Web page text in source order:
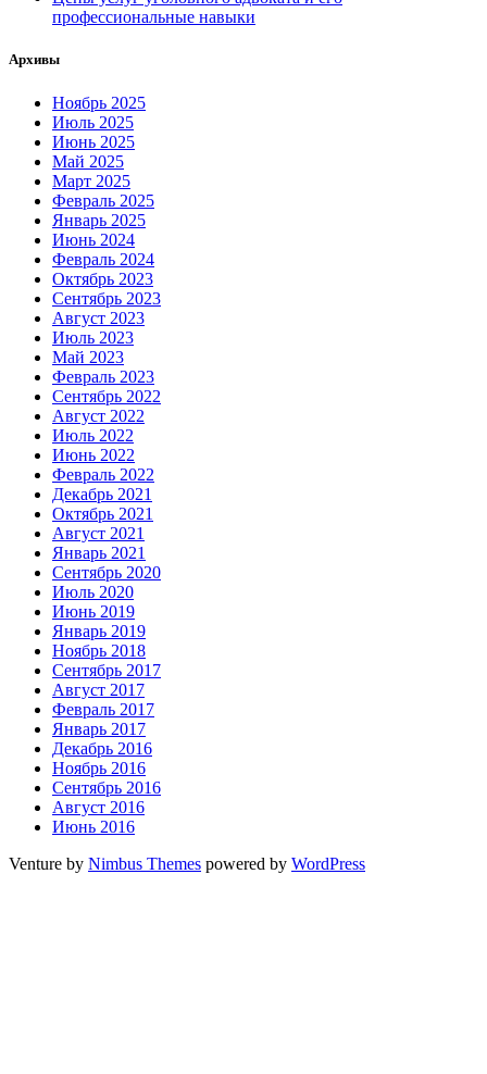
профессиональные навыки
Архивы
Ноябрь 2025
Июль 2025
Июнь 2025
Май 2025
Март 2025
Февраль 2025
Январь 2025
Июнь 2024
Февраль 2024
Октябрь 2023
Сентябрь 2023
Август 2023
Июль 2023
Май 2023
Февраль 2023
Сентябрь 2022
Август 2022
Июль 2022
Июнь 2022
Февраль 2022
Декабрь 2021
Октябрь 2021
Август 2021
Январь 2021
Сентябрь 2020
Июль 2020
Июнь 2019
Январь 2019
Ноябрь 2018
Сентябрь 2017
Август 2017
Февраль 2017
Январь 2017
Декабрь 2016
Ноябрь 2016
Сентябрь 2016
Август 2016
Июнь 2016
Venture by Nimbus Themes powered by WordPress